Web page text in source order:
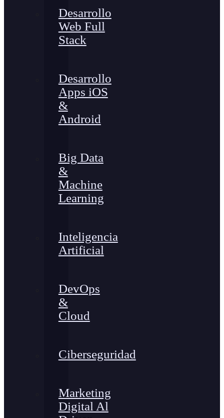
Desarrollo
Web Full
Stack
Desarrollo
Apps iOS
&
Android
Big Data
&
Machine
Learning
Inteligencia
Artificial
DevOps
&
Cloud
Ciberseguridad
Marketing
Digital Al